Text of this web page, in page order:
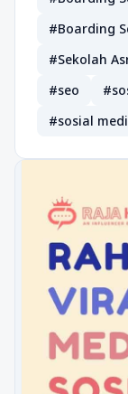
#Boarding
#Sekolah
#seo
#sosial